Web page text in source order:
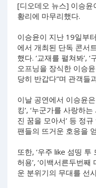
[디오데오 뉴스] 이승윤
황리에 마무리했다.
이승윤이 지난 19일부
에서 개최된 단독 콘서
했다. ‘교재를 펼쳐봐’,
오프닝을 장식한 이승
당히 반갑다”며 관객들
이날 공연에서 이승윤은
킹’, ‘누군가를 사랑하는
진 꿈을 모아서’ 등 정
팬들의 뜨거운 호응을
또한, ‘우주 like 섬띵 투
허용’, ‘이백서른두번째
운 분위기의 무대를 선